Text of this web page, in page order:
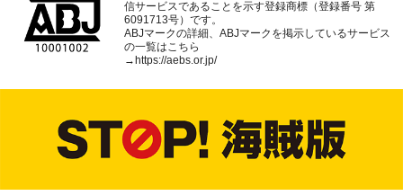
信サービスであることを示す登録商標（登録番号 第
6091713号）です。
ABJマークの詳細、ABJマークを掲示しているサービス
の一覧はこちら
→ https://aebs.or.jp/